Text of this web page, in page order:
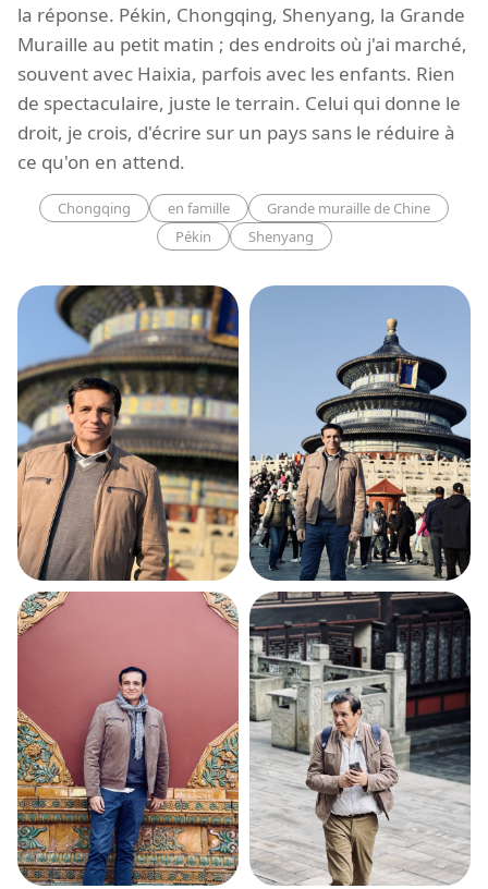
la réponse. Pékin, Chongqing, Shenyang, la Grande
Muraille au petit matin ; des endroits où j'ai marché,
souvent avec Haixia, parfois avec les enfants. Rien
de spectaculaire, juste le terrain. Celui qui donne le
droit, je crois, d'écrire sur un pays sans le réduire à
ce qu'on en attend.
Chongqing en famille
Grande muraille de Chine
Pékin
Shenyang